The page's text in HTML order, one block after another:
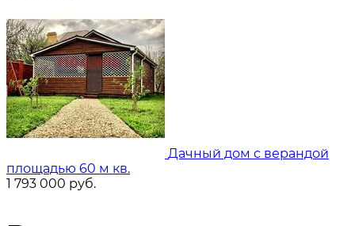
Дачный дом с верандой
площадью 60 м кв.
1 793 000 руб.